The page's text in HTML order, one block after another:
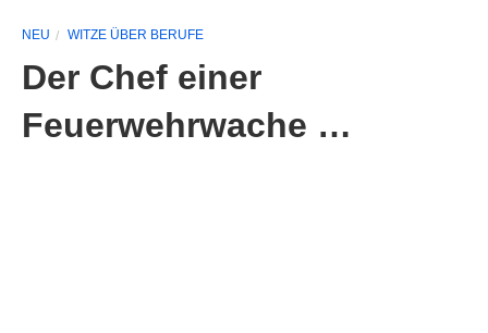
NEU WITZE ÜBER BERUFE
Der Chef einer
Feuerwehrwache …